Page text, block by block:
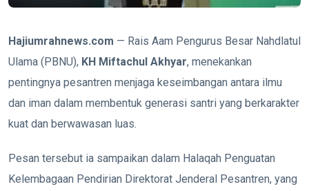
Hajiumrahnews.com — Rais Aam Pengurus Besar Nahdlatul
Ulama (PBNU), KH Miftachul Akhyar, menekankan
pentingnya pesantren menjaga keseimbangan antara ilmu
dan iman dalam membentuk generasi santri yang berkarakter
kuat dan berwawasan luas.
Pesan tersebut ia sampaikan dalam Halaqah Penguatan
Kelembagaan Pendirian Direktorat Jenderal Pesantren, yang